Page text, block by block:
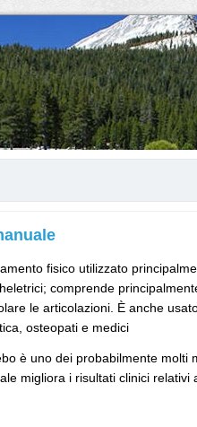
fisico utilizzato
comprende
le articolazioni. È anche
osteopati e medici
è uno dei probabilmente molti
migliora i risultati clinici relativi